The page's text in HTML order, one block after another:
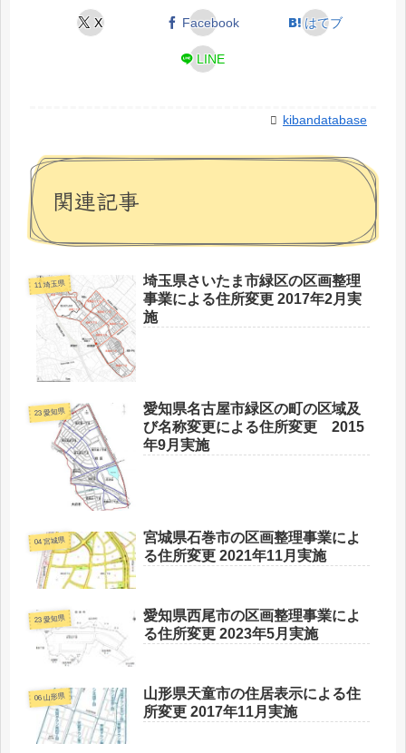
X Facebook はてブ
LINE
kibandatabase
関連記事
11 埼玉県
埼玉県さいたま市緑区の区画整理
事業による住所変更 2017年2月実
施
23 愛知県
愛知県名古屋市緑区の町の区域及
び名称変更による住所変更 2015
年9月実施
04 宮城県
宮城県石巻市の区画整理事業によ
る住所変更 2021年11月実施
23 愛知県
愛知県西尾市の区画整理事業によ
る住所変更 2023年5月実施
06 山形県
山形県天童市の住居表示による住
所変更 2017年11月実施